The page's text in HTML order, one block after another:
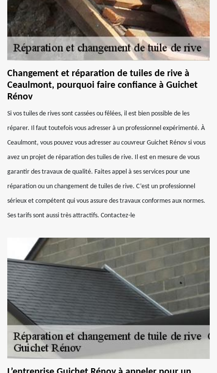
Changement et réparation de tuiles de rive à
Ceaulmont, pourquoi faire confiance à Guichet
Rénov
Si vos tuiles de rives sont cassées ou fêlées, il est bien possible de les
réparer. Il faut toutefois vous adresser à un professionnel expérimenté. À
Ceaulmont, vous pouvez vous adresser au couvreur Guichet Rénov si vous
avez un projet de réparation des tuiles de rive. Il est en mesure de vous
garantir des travaux de qualité. Faites appel à ses services pour une
réparation ou un changement de tuiles de rive. C’est un professionnel
sérieux et compétent qui vous assure des travaux conformes aux normes.
Ses tarifs sont aussi très attractifs. Contactez-le